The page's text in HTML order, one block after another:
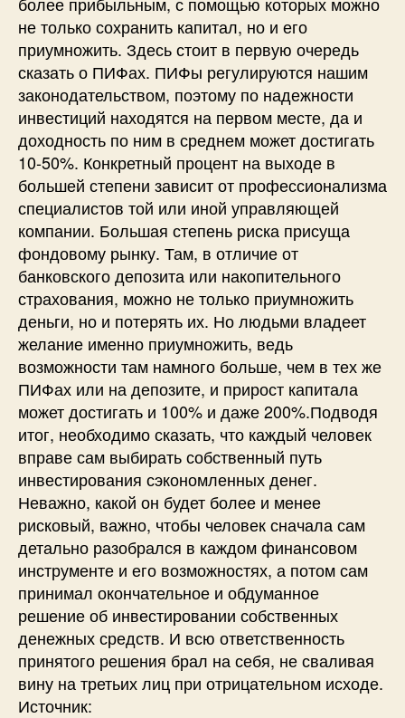
не только сохранить капитал, но и его
приумножить. Здесь стоит в первую очередь
сказать о ПИФах. ПИФы регулируются нашим
законодательством, поэтому по надежности
инвестиций находятся на первом месте, да и
доходность по ним в среднем может достигать
10-50%. Конкретный процент на выходе в
большей степени зависит от профессионализма
специалистов той или иной управляющей
компании. Большая степень риска присуща
фондовому рынку. Там, в отличие от
банковского депозита или накопительного
страхования, можно не только приумножить
деньги, но и потерять их. Но людьми владеет
желание именно приумножить, ведь
возможности там намного больше, чем в тех же
ПИФах или на депозите, и прирост капитала
может достигать и 100% и даже 200%.Подводя
итог, необходимо сказать, что каждый человек
вправе сам выбирать собственный путь
инвестирования сэкономленных денег.
Неважно, какой он будет более и менее
рисковый, важно, чтобы человек сначала сам
детально разобрался в каждом финансовом
инструменте и его возможностях, а потом сам
принимал окончательное и обдуманное
решение об инвестировании собственных
денежных средств. И всю ответственность
принятого решения брал на себя, не сваливая
вину на третьих лиц при отрицательном исходе.
Источник: